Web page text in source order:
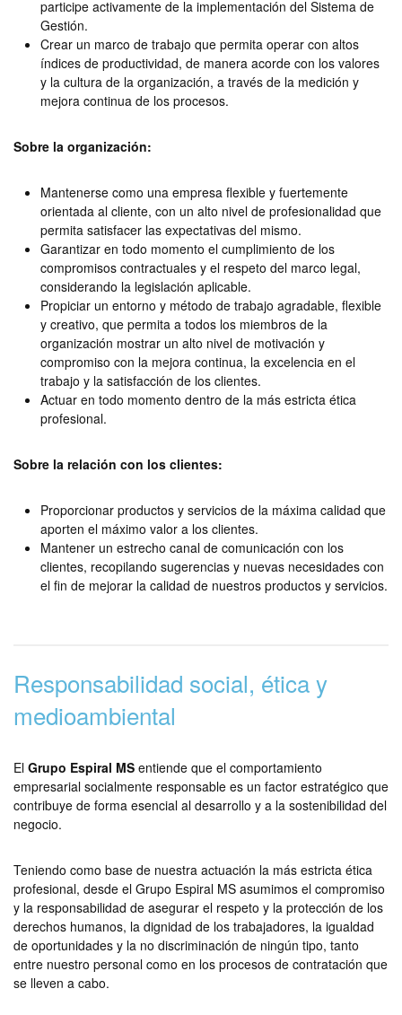
participe activamente de la implementación del Sistema de
Gestión.
Crear un marco de trabajo que permita operar con altos
índices de productividad, de manera acorde con los valores
y la cultura de la organización, a través de la medición y
mejora continua de los procesos.
Sobre la organización:
Mantenerse como una empresa flexible y fuertemente
orientada al cliente, con un alto nivel de profesionalidad que
permita satisfacer las expectativas del mismo.
Garantizar en todo momento el cumplimiento de los
compromisos contractuales y el respeto del marco legal,
considerando la legislación aplicable.
Propiciar un entorno y método de trabajo agradable, flexible
y creativo, que permita a todos los miembros de la
organización mostrar un alto nivel de motivación y
compromiso con la mejora continua, la excelencia en el
trabajo y la satisfacción de los clientes.
Actuar en todo momento dentro de la más estricta ética
profesional.
Sobre la relación con los clientes:
Proporcionar productos y servicios de la máxima calidad que
aporten el máximo valor a los clientes.
Mantener un estrecho canal de comunicación con los
clientes, recopilando sugerencias y nuevas necesidades con
el fin de mejorar la calidad de nuestros productos y servicios.
Responsabilidad social, ética y
medioambiental
El Grupo Espiral MS entiende que el comportamiento
empresarial socialmente responsable es un factor estratégico que
contribuye de forma esencial al desarrollo y a la sostenibilidad del
negocio.
Teniendo como base de nuestra actuación la más estricta ética
profesional, desde el Grupo Espiral MS asumimos el compromiso
y la responsabilidad de asegurar el respeto y la protección de los
derechos humanos, la dignidad de los trabajadores, la igualdad
de oportunidades y la no discriminación de ningún tipo, tanto
entre nuestro personal como en los procesos de contratación que
se lleven a cabo.